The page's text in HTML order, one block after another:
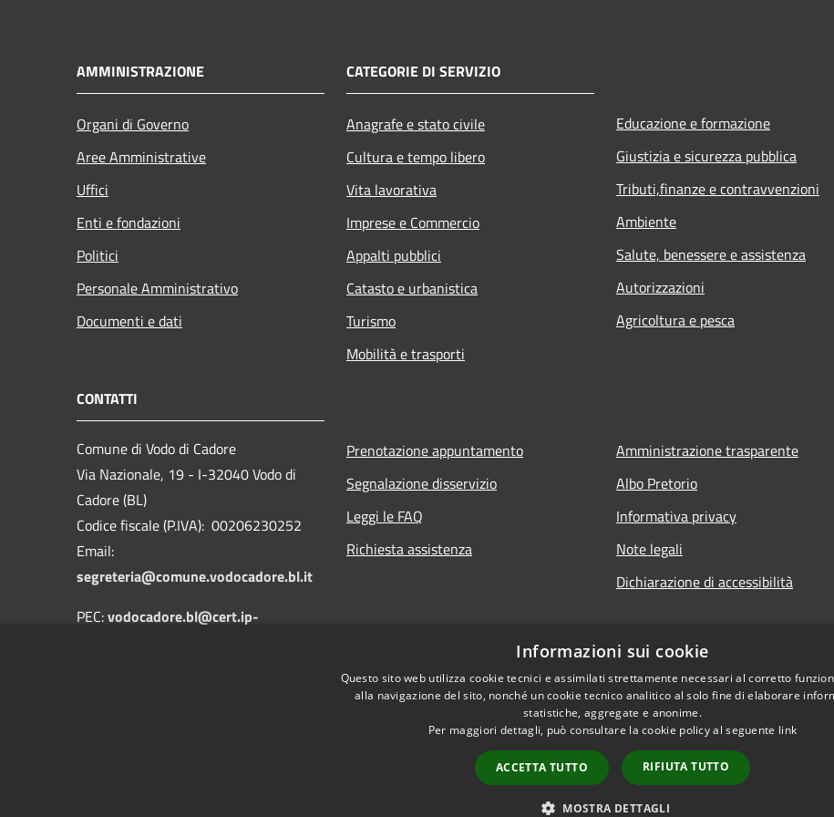
AMMINISTRAZIONE
Organi di Governo
Aree Amministrative
Uffici
Enti e fondazioni
Politici
Personale Amministrativo
Documenti e dati
CATEGORIE DI SERVIZIO
Anagrafe e stato civile
Cultura e tempo libero
Vita lavorativa
Imprese e Commercio
Appalti pubblici
Catasto e urbanistica
Turismo
Mobilità e trasporti
Educazione e formazione
Giustizia e sicurezza pubblica
Tributi,finanze e contravvenzioni
Ambiente
Salute, benessere e assistenza
Autorizzazioni
Agricoltura e pesca
CONTATTI
Comune di Vodo di Cadore
Via Nazionale, 19 - I-32040 Vodo di
Cadore (BL)
Codice fiscale (P.IVA): 00206230252
Email:
segreteria@comune.vodocadore.bl.it
PEC:vodocadore.bl@cert.ip-
Prenotazione appuntamento
Segnalazione disservizio
Leggi le FAQ
Richiesta assistenza
Amministrazione trasparente
Albo Pretorio
Informativa privacy
Note legali
Dichiarazione di accessibilità
Copyright © 2026 • Comune
Informazioni sui cookie
Questo sito web utilizza cookie tecnici e assimilati strettamente necessari al corretto
alla navigazione del sito, nonché un cookie tecnico analitico al solo fine di elaborare
statistiche, aggregate e anonime.
Per maggiori dettagli, può consultare la cookie policy al seguente link
ACCETTA TUTTO RIFIUTA TUTTO
MOSTRA DETTAGLI